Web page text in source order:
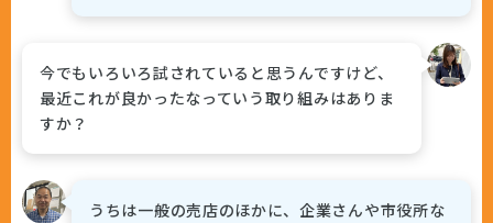
今でもいろいろ試されていると思うんですけど、
最近これが良かったなっていう取り組みはありま
すか？
うちは一般の売店のほかに、企業さんや市役所な